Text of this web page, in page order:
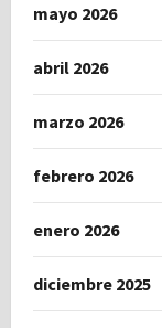
mayo 2026
abril 2026
marzo 2026
febrero 2026
enero 2026
diciembre 2025